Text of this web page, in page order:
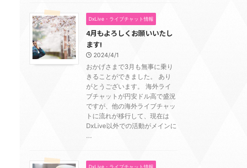
DxLive・ライブチャット情報
4月もよろしくお願いいたし
ます!
2024/4/1
おかげさまで3月も無事に乗り
きることができました。 あり
がとうございます。 海外ライ
ブチャットが円安ドル高で盛況
ですが、他の海外ライブチャッ
トに流れが移行して、現在は
DxLive以外での活動がメインに
...
DxLive・ライブチャット情報